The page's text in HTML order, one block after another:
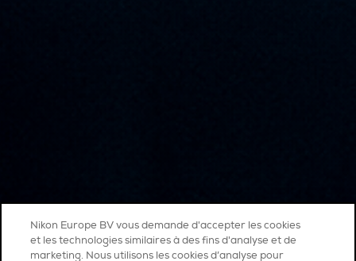
Nikon Europe BV vous demande d'accepter les cookies
et les technologies similaires à des fins d'analyse et de
marketing. Nous utilisons les cookies d’analyse pour